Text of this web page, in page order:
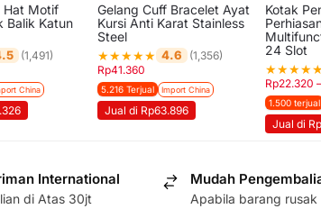
Hat Motif
Balik Katun
(1,491)
China
Gelang Cuff Bracelet Ayat
Kursi Anti Karat Stainless
Steel
★★★★★ 4.6
(1,356)
Rp41.360
5.216 Terjual Import China
Jual di Rp63.896
Kotak
24 Slot
★★★★
Rp22.320 –
1.500 terjual
Jual di
International
di Atas 30jt
Mudah
Apabila barang rusak